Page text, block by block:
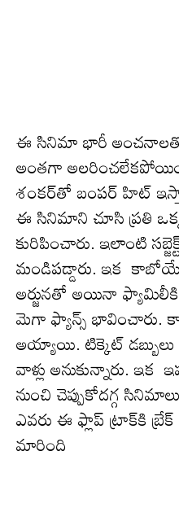
ఈ సినిమా భారీ అంచ‌నాల‌తో
అంత‌గా
శంకర్‌తో బంపర్‌ హిట్‌
ఈ సినిమాని చూసి ప్ర‌తి
కురిపించారు. ఇలాంటి
మండిప‌డ్డారు. ఇక కాబోయే
అర్జునతో అయినా
మెగా ఫ్యాన్స్ భావించారు.
అయ్యాయి. టిక్కెట్
వాళ్లు అనుకున్నారు.
నుంచి చెప్పుకోదగ్గ
ఎవ‌రు ఈ ఫ్లాప్ ట్రాక్‌కి
మారింది